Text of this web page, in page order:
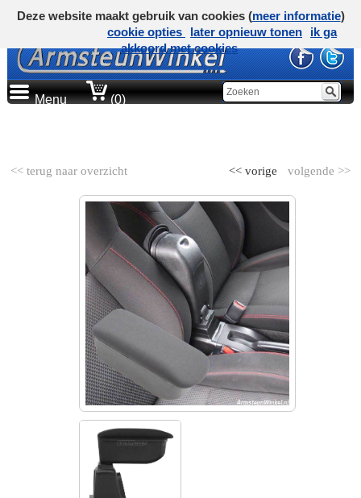
Menu (0)
<< terug naar overzicht volgende >>
<< vorige
Deze website maakt gebruik van cookies (meer informatie)
cookie opties
later opnieuw tonen
ik ga
akkoord met cookies